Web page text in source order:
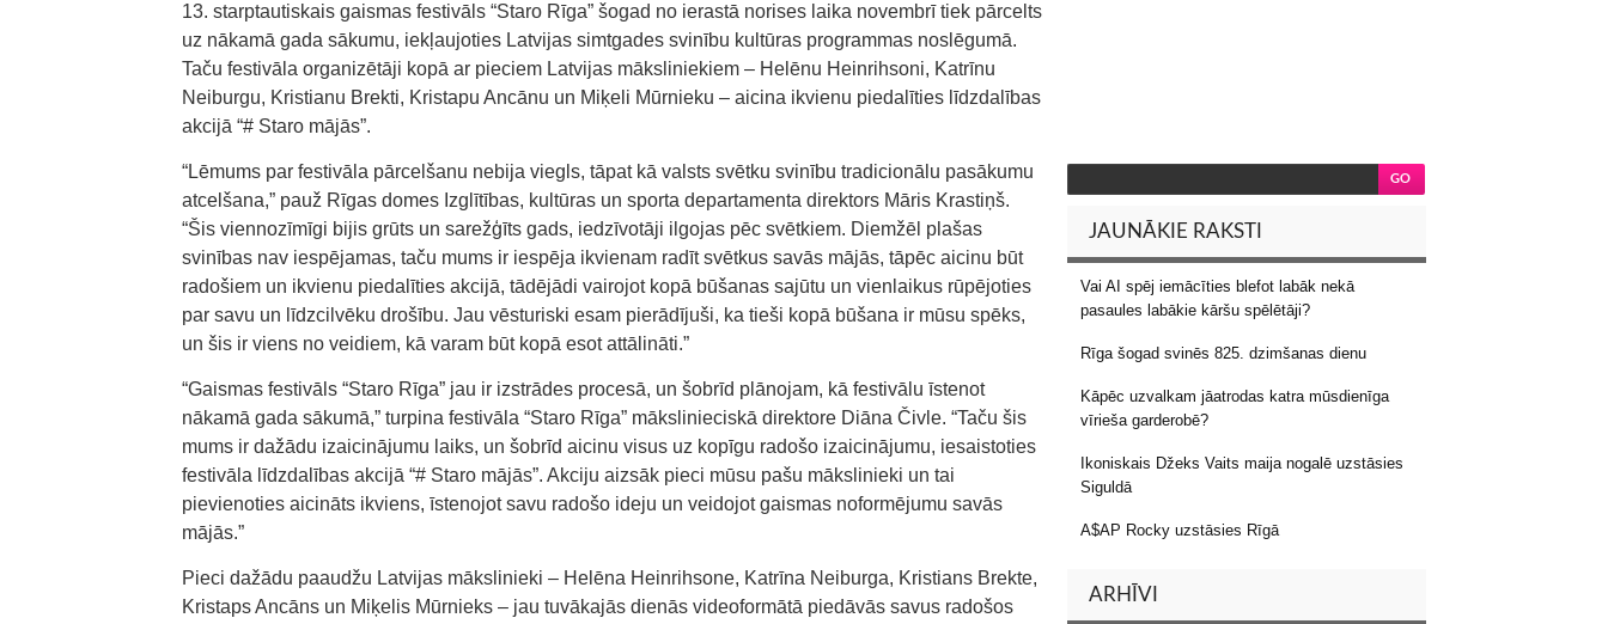
13. starptautiskais gaismas festivāls “Staro Rīga” šogad no ierastā norises laika novembrī tiek pārcelts
uz nākamā gada sākumu, iekļaujoties Latvijas simtgades svinību kultūras programmas noslēgumā.
Taču festivāla organizētāji kopā ar pieciem Latvijas māksliniekiem – Helēnu Heinrihsoni, Katrīnu
Neiburgu, Kristianu Brekti, Kristapu Ancānu un Miķeli Mūrnieku – aicina ikvienu piedalīties līdzdalības
akcijā “# Staro mājās”.
“Lēmums par festivāla pārcelšanu nebija viegls, tāpat kā valsts svētku svinību tradicionālu pasākumu
atcelšana,” pauž Rīgas domes Izglītības, kultūras un sporta departamenta direktors Māris Krastiņš.
“Šis viennozīmīgi bijis grūts un sarežģīts gads, iedzīvotāji ilgojas pēc svētkiem. Diemžēl plašas
svinības nav iespējamas, taču mums ir iespēja ikvienam radīt svētkus savās mājās, tāpēc aicinu būt
radošiem un ikvienu piedalīties akcijā, tādējādi vairojot kopā būšanas sajūtu un vienlaikus rūpējoties
par savu un līdzcilvēku drošību. Jau vēsturiski esam pierādījuši, ka tieši kopā būšana ir mūsu spēks,
un šis ir viens no veidiem, kā varam būt kopā esot attālināti.”
“Gaismas festivāls “Staro Rīga” jau ir izstrādes procesā, un šobrīd plānojam, kā festivālu īstenot
nākamā gada sākumā,” turpina festivāla “Staro Rīga” mākslinieciskā direktore Diāna Čivle. “Taču šis
mums ir dažādu izaicinājumu laiks, un šobrīd aicinu visus uz kopīgu radošo izaicinājumu, iesaistoties
festivāla līdzdalības akcijā “# Staro mājās”. Akciju aizsāk pieci mūsu pašu mākslinieki un tai
pievienoties aicināts ikviens, īstenojot savu radošo ideju un veidojot gaismas noformējumu savās
mājās.”
Pieci dažādu paaudžu Latvijas mākslinieki – Helēna Heinrihsone, Katrīna Neiburga, Kristians Brekte,
Kristaps Ancāns un Miķelis Mūrnieks – jau tuvākajās dienās videoformātā piedāvās savus radošos
JAUNĀKIE RAKSTI
Vai AI spēj iemācīties blefot labāk nekā
pasaules labākie kāršu spēlētāji?
Rīga šogad svinēs 825. dzimšanas dienu
Kāpēc uzvalkam jāatrodas katra mūsdienīga
vīrieša garderobē?
Ikoniskais Džeks Vaits maija nogalē uzstāsies
Siguldā
A$AP Rocky uzstāsies Rīgā
ARHĪVI